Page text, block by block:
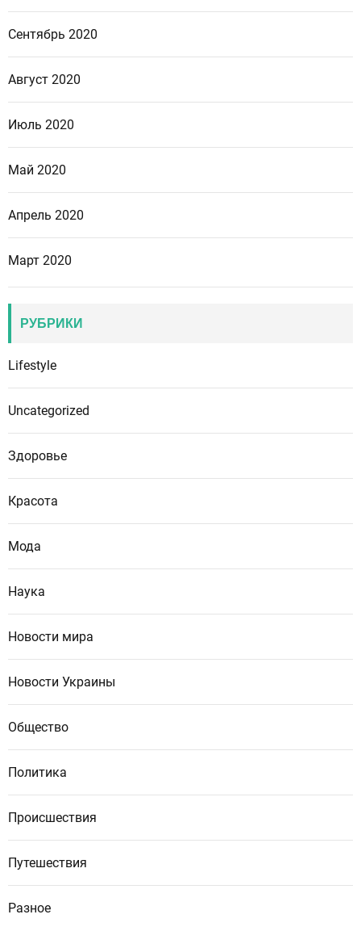
Сентябрь 2020
Август 2020
Июль 2020
Май 2020
Апрель 2020
Март 2020
РУБРИКИ
Lifestyle
Uncategorized
Здоровье
Красота
Мода
Наука
Новости мира
Новости Украины
Общество
Политика
Происшествия
Путешествия
Разное